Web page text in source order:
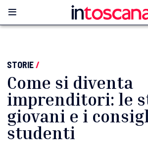
STORIE/
Come si diventa
imprenditori: le
giovani e i
studenti